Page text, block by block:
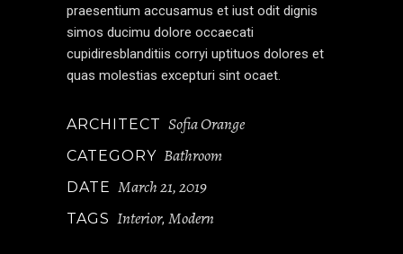
praesentium accusamus et iust odit dignis
simos ducimu dolore occaecati
cupidiresblanditiis corryi uptituos dolores et
quas molestias excepturi sint ocaet.
ARCHITECT Sofia Orange
CATEGORY Bathroom
DATE March 21, 2019
TAGS Interior, Modern